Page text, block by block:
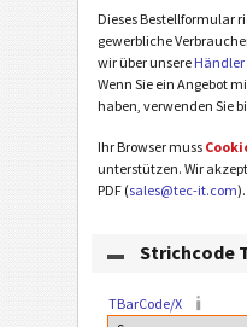
Dieses Bestellformular
gewerbliche
wir über unsere Händler
Wenn Sie ein Angebot
haben, verwenden Sie
Ihr Browser muss
unterstützen. Wir
PDF (sales@tec-it.com).
Strichcode
TBarCode/X